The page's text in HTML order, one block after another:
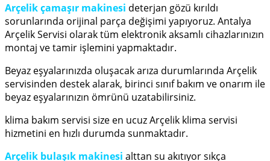
Arçelik çamaşır makinesi deterjan gözü kırıldı
sorunlarında orijinal parça değişimi yapıyoruz. Antalya
Arçelik Servisi olarak tüm elektronik aksamlı cihazlarınızın
montaj ve tamir işlemini yapmaktadır.
Beyaz eşyalarınızda oluşacak arıza durumlarında Arçelik
servisinden destek alarak, birinci sınıf bakım ve onarım ile
beyaz eşyalarınızın ömrünü uzatabilirsiniz.
klima bakım servisi size en ucuz Arçelik klima servisi
hizmetini en hızlı durumda sunmaktadır.
Arçelik bulaşık makinesi alttan su akıtıyor sıkça